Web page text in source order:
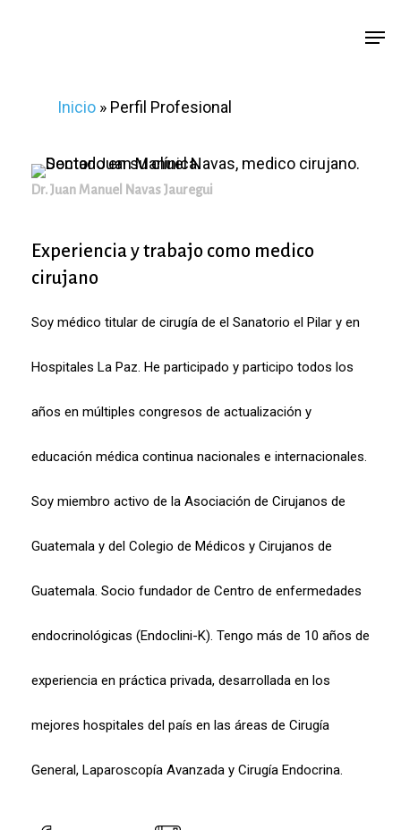
Inicio » Perfil Profesional
Dr. Juan Manuel Navas Jauregui
Experiencia y trabajo como medico
cirujano
Soy médico titular de cirugía de el Sanatorio el Pilar y en
Hospitales La Paz. He participado y participo todos los
años en múltiples congresos de actualización y
educación médica continua nacionales e internacionales.
Soy miembro activo de la Asociación de Cirujanos de
Guatemala y del Colegio de Médicos y Cirujanos de
Guatemala. Socio fundador de Centro de enfermedades
endocrinológicas (Endoclini-K). Tengo más de 10 años de
experiencia en práctica privada, desarrollada en los
mejores hospitales del país en las áreas de Cirugía
General, Laparoscopía Avanzada y Cirugía Endocrina.